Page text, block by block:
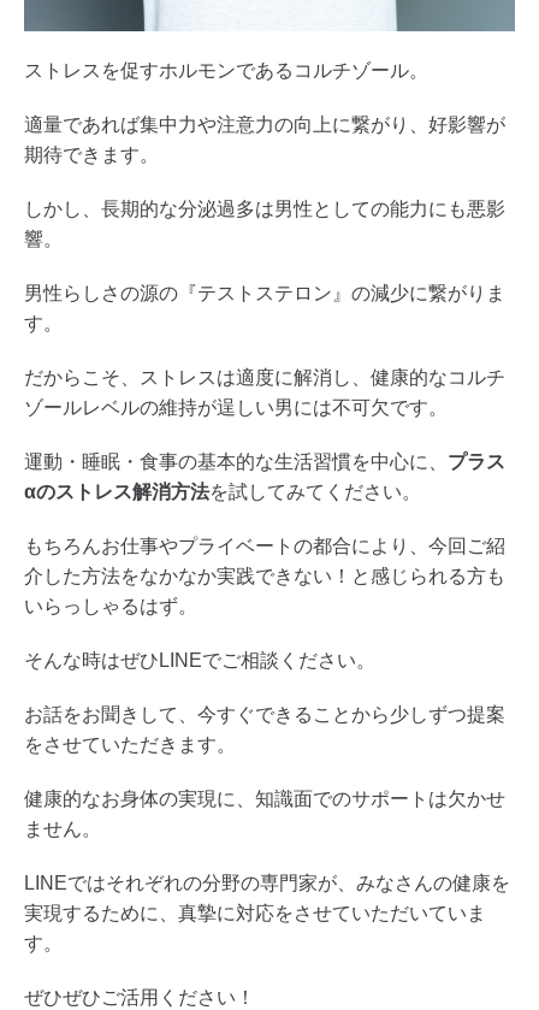
ストレスを促すホルモンであるコルチゾール。
適量であれば集中力や注意力の向上に繋がり、好影響が
期待できます。
しかし、長期的な分泌過多は男性としての能力にも悪影
響。
男性らしさの源の『テストステロン』の減少に繋がりま
す。
だからこそ、ストレスは適度に解消し、健康的なコルチ
ゾールレベルの維持が逞しい男には不可欠です。
運動・睡眠・食事の基本的な生活習慣を中心に、 プラス
αのストレス解消方法を試してみてください。
もちろんお仕事やプライベートの都合により、今回ご紹
介した方法をなかなか実践できない！と感じられる方も
いらっしゃるはず。
そんな時はぜひLINEでご相談ください。
お話をお聞きして、今すぐできることから少しずつ提案
をさせていただきます。
健康的なお身体の実現に、知識面でのサポートは欠かせ
ません。
LINEではそれぞれの分野の専門家が、みなさんの健康を
実現するために、真摯に対応をさせていただいていま
す。
ぜひぜひご活用ください！